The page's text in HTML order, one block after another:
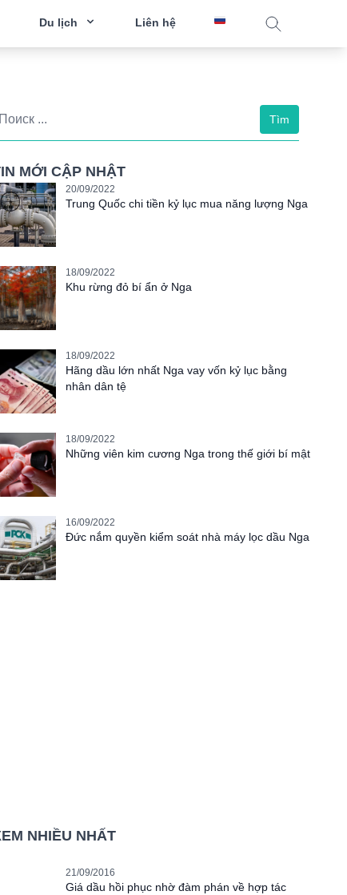
Du lịch Liên hệ
Tìm
MỚI CẬP NHẬT
20/09/2022
Trung Quốc chi tiền kỷ lục mua năng lượng Nga
18/09/2022
Khu rừng đỏ bí ẩn ở Nga
18/09/2022
Hãng dầu lớn nhất Nga vay vốn kỷ lục bằng
nhân dân tệ
18/09/2022
Những viên kim cương Nga trong thế giới bí mật
16/09/2022
Đức nắm quyền kiểm soát nhà máy lọc dầu Nga
NHIỀU NHẤT
21/09/2016
Giá dầu hồi phục nhờ đàm phán về hợp tác